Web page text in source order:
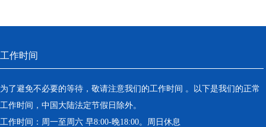
工作时间
为了避免不必要的等待，敬请注意我们的工作时间 。以下是我们的正常
工作时间，中国大陆法定节假日除外。
工作时间：周一至周六 早8:00-晚18:00。周日休息